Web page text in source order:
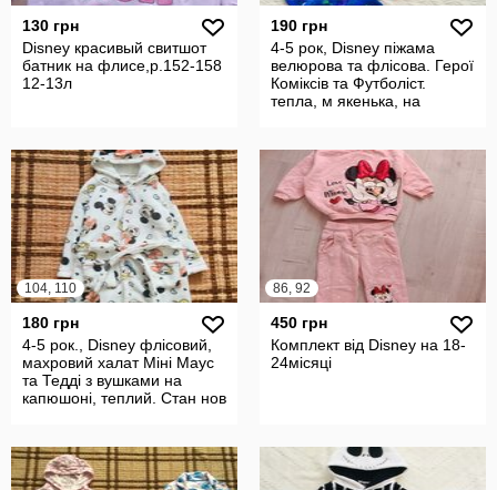
130 грн
Disney красивый свитшот
батник на флисе,р.152-158
12-13л
190 грн
4-5 рок, Disney піжама
велюрова та флісова. Герої
Коміксів та Футболіст.
тепла, м якенька, на
104, 110
180 грн
4-5 рок., Disney флісовий,
махровий халат Міні Маус
та Тедді з вушками на
капюшоні, теплий. Стан нов
86, 92
450 грн
Комплект від Disney на 18-
24місяці